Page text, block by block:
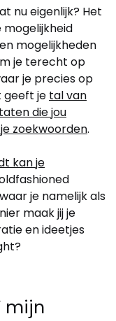
nu eigenlijk? Het
mogelijkheden
je terecht op
je precies op
geeft je tal van
die jou
zoekwoorden.
kan je
je namelijk als
maak jij je
en ideetjes
mijn